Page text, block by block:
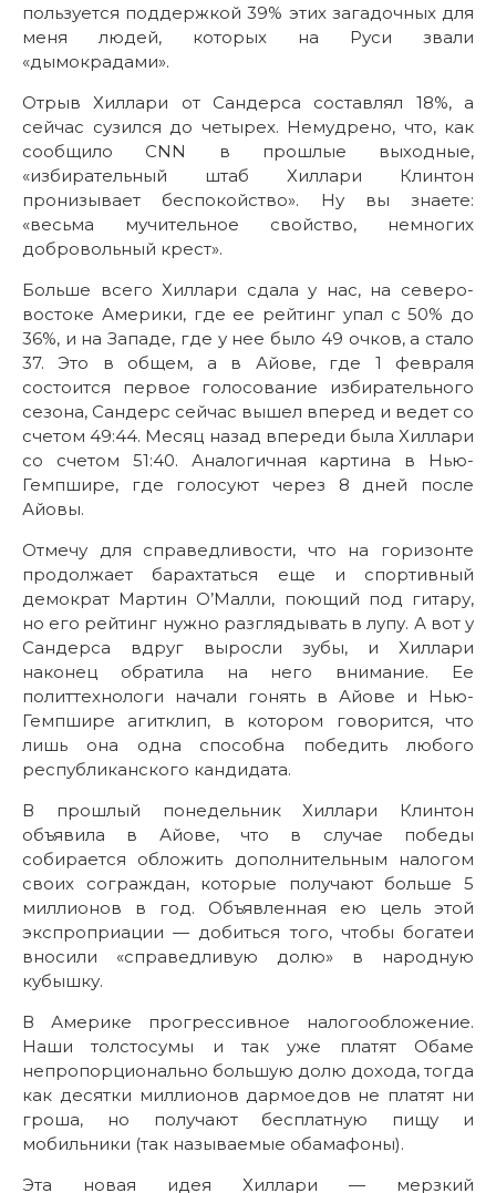
пользуется поддержкой 39% этих загадочных для
меня людей, которых на Руси звали
«дымокрадами».
Отрыв Хиллари от Сандерса составлял 18%, а
сейчас сузился до четырех. Немудрено, что, как
сообщило CNN в прошлые выходные,
«избирательный штаб Хиллари Клинтон
пронизывает беспокойство». Ну вы знаете:
«весьма мучительное свойство, немногих
добровольный крест».
Больше всего Хиллари сдала у нас, на северо-
востоке Америки, где ее рейтинг упал с 50% до
36%, и на Западе, где у нее было 49 очков, а стало
37. Это в общем, а в Айове, где 1 февраля
состоится первое голосование избирательного
сезона, Сандерс сейчас вышел вперед и ведет со
счетом 49:44. Месяц назад впереди была Хиллари
со счетом 51:40. Аналогичная картина в Нью-
Гемпшире, где голосуют через 8 дней после
Айовы.
Отмечу для справедливости, что на горизонте
продолжает барахтаться еще и спортивный
демократ Мартин О’Малли, поющий под гитару,
но его рейтинг нужно разглядывать в лупу. А вот у
Сандерса вдруг выросли зубы, и Хиллари
наконец обратила на него внимание. Ее
политтехнологи начали гонять в Айове и Нью-
Гемпшире агитклип, в котором говорится, что
лишь она одна способна победить любого
республиканского кандидата.
В прошлый понедельник Хиллари Клинтон
объявила в Айове, что в случае победы
собирается обложить дополнительным налогом
своих сограждан, которые получают больше 5
миллионов в год. Объявленная ею цель этой
экспроприации — добиться того, чтобы богатеи
вносили «справедливую долю» в народную
кубышку.
В Америке прогрессивное налогообложение.
Наши толстосумы и так уже платят Обаме
непропорционально большую долю дохода, тогда
как десятки миллионов дармоедов не платят ни
гроша, но получают бесплатную пищу и
мобильники (так называемые обамафоны).
Эта новая идея Хиллари — мерзкий